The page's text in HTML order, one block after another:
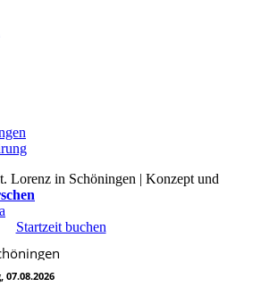
Lorenz in Schöningen | Konzept und
Startzeit buchen
07.08.2026